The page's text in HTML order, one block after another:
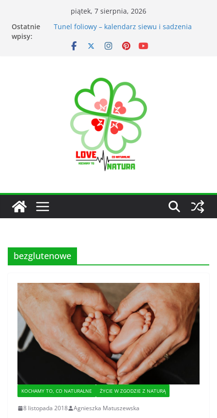
piątek, 7 sierpnia, 2026
Ostatnie
wpisy:
Przyrządy do pomiarów meteorologicznych
warzyw
Narzędzia ogrodnicze nieocenionym
wsparciem w ogrodzie
bezglutenowe
KOCHAMY TO, CO NATURALNE ŻYCIE W ZGODZIE Z NATURĄ
8 listopada 2018 Agnieszka Matuszewska